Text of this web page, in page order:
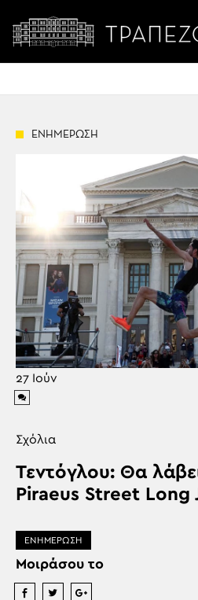
ΕΝΗΜΕΡΩΣΗ
27 Ιούν
Σχόλια
Τεντόγλου: Θα
Piraeus Street Long
ΕΝΗΜΕΡΩΣΗ
Μοιράσου το